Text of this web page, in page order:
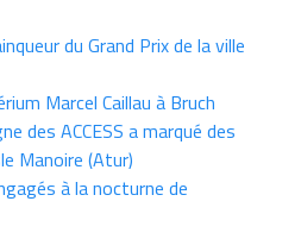
du Grand Prix de la ville
Marcel Caillau à Bruch
des ACCESS a marqué des
Manoire (Atur)
à la nocturne de